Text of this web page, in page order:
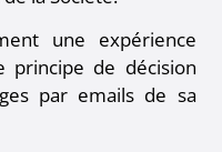
une expérience
principe de décision
par emails de sa